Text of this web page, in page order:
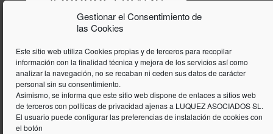
Gestionar el Consentimiento de
las Cookies
Este sitio web utiliza Cookies propias y de terceros para recopilar
información con la finalidad técnica y mejora de los servicios así como
analizar la navegación, no se recaban ni ceden sus datos de carácter
personal sin su consentimiento.
Asimismo, se informa que este sitio web dispone de enlaces a sitios web
de terceros con políticas de privacidad ajenas a LUQUEZ ASOCIADOS SL.
El usuario puede configurar las preferencias de instalación de cookies con
el botón